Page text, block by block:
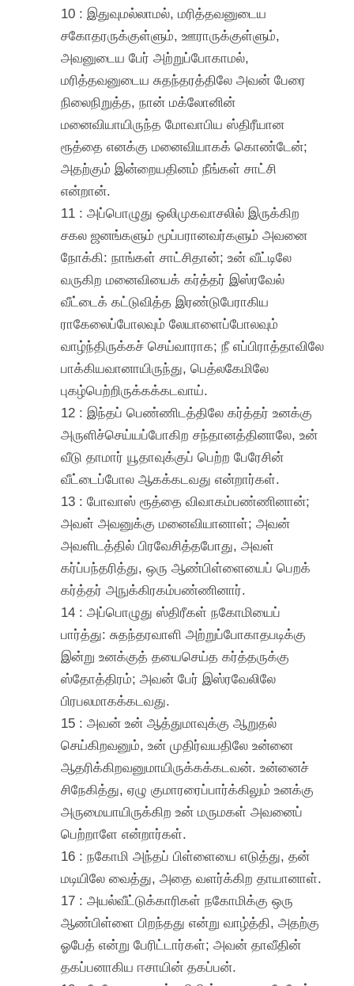
10 : இதுவுமல்லாமல், மரித்தவனுடைய
சகோதரருக்குள்ளும், ஊராருக்குள்ளும்,
அவனுடைய பேர் அற்றுப்போகாமல்,
மரித்தவனுடைய சுதந்தரத்திலே அவன் பேரை
நிலைநிறுத்த, நான் மக்லோனின்
மனைவியாயிருந்த மோவாபிய ஸ்திரீயான
ரூத்தை எனக்கு மனைவியாகக் கொண்டேன்;
அதற்கும் இன்றையதினம் நீங்கள் சாட்சி
என்றான்.
11 : அப்பொழுது ஒலிமுகவாசலில் இருக்கிற
சகல ஜனங்களும் மூப்பரானவர்களும் அவனை
நோக்கி: நாங்கள் சாட்சிதான்; உன் வீட்டிலே
வருகிற மனைவியைக் கர்த்தர் இஸ்ரவேல்
வீட்டைக் கட்டுவித்த இரண்டுபேராகிய
ராகேலைப்போலவும் லேயாளைப்போலவும்
வாழ்ந்திருக்கச் செய்வாராக; நீ எப்பிராத்தாவிலே
பாக்கியவானாயிருந்து, பெத்லகேமிலே
புகழ்பெற்றிருக்கக்கடவாய்.
12 : இந்தப் பெண்ணிடத்திலே கர்த்தர் உனக்கு
அருளிச்செய்யப்போகிற சந்தானத்தினாலே, உன்
வீடு தாமார் யூதாவுக்குப் பெற்ற பேரேசின்
வீட்டைப்போல ஆகக்கடவது என்றார்கள்.
13 : போவாஸ் ரூத்தை விவாகம்பண்ணினான்;
அவள் அவனுக்கு மனைவியானாள்; அவன்
அவளிடத்தில் பிரவேசித்தபோது, அவள்
கர்ப்பந்தரித்து, ஒரு ஆண்பிள்ளையைப் பெறக்
கர்த்தர் அநுக்கிரகம்பண்ணினார்.
14 : அப்பொழுது ஸ்திரீகள் நகோமியைப்
பார்த்து: சுதந்தரவாளி அற்றுப்போகாதபடிக்கு
இன்று உனக்குத் தயைசெய்த கர்த்தருக்கு
ஸ்தோத்திரம்; அவன் பேர் இஸ்ரவேலிலே
பிரபலமாகக்கடவது.
15 : அவன் உன் ஆத்துமாவுக்கு ஆறுதல்
செய்கிறவனும், உன் முதிர்வயதிலே உன்னை
ஆதரிக்கிறவனுமாயிருக்கக்கடவன். உன்னைச்
சிநேகித்து, ஏழு குமாரரைப்பார்க்கிலும் உனக்கு
அருமையாயிருக்கிற உன் மருமகள் அவனைப்
பெற்றாளே என்றார்கள்.
16 : நகோமி அந்தப் பிள்ளையை எடுத்து, தன்
மடியிலே வைத்து, அதை வளர்க்கிற தாயானாள்.
17 : அயல்வீட்டுக்காரிகள் நகோமிக்கு ஒரு
ஆண்பிள்ளை பிறந்தது என்று வாழ்த்தி, அதற்கு
ஓபேத் என்று பேரிட்டார்கள்; அவன் தாவீதின்
தகப்பனாகிய ஈசாயின் தகப்பன்.